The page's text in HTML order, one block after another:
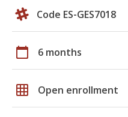
Code ES-GES7018
calendar_today 6 months
grid_on Open enrollment